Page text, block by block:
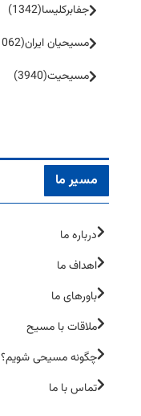
جفا‌بر‌کلیسا(1342)
مسیحیان ایران(1062)
مسیحیت(3940)
مسیر ما
درباره ما
اهداف ما
باورهای ما
ملاقات با مسیح
چگونه مسیحی شویم؟
تماس با ما